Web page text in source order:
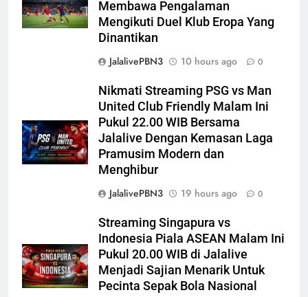
Membawa Pengalaman
Mengikuti Duel Klub Eropa Yang
Dinantikan
JalalivePBN3
10 hours ago 0
Nikmati Streaming PSG vs Man
United Club Friendly Malam Ini
Pukul 22.00 WIB Bersama
Jalalive Dengan Kemasan Laga
Pramusim Modern dan
Menghibur
JalalivePBN3
19 hours ago 0
Streaming Singapura vs
Indonesia Piala ASEAN Malam Ini
Pukul 20.00 WIB di Jalalive
Menjadi Sajian Menarik Untuk
Pecinta Sepak Bola Nasional